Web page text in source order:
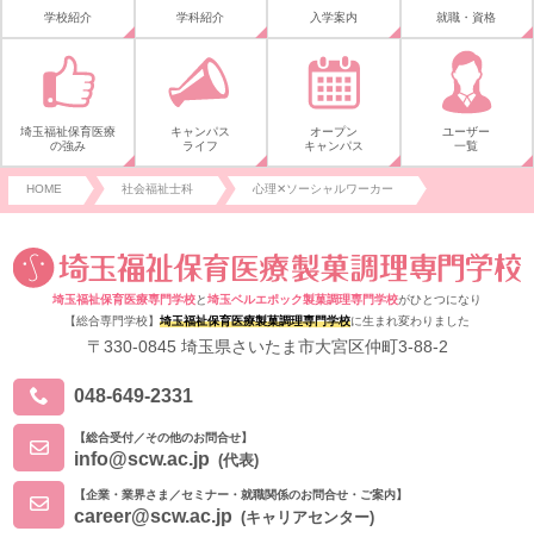
学校紹介 学科紹介 入学案内 就職・資格
埼玉福祉保育医療
の強み
キャンパス
ライフ
オープン
キャンパス
ユーザー
一覧
HOME 社会福祉士科 心理✕ソーシャルワーカー
埼玉福祉保育医療専門学校と埼玉ベルエポック製菓調理専門学校がひとつになり
【総合専門学校】 埼玉福祉保育医療製菓調理専門学校に生まれ変わりました
〒330-0845 埼玉県さいたま市大宮区仲町3-88-2
048-649-2331
【総合受付／その他のお問合せ】
info@scw.ac.jp (代表)
【企業・業界さま／セミナー・就職関係のお問合せ・ご案内】
career@scw.ac.jp (キャリアセンター)